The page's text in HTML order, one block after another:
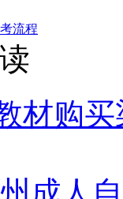
流程
材购